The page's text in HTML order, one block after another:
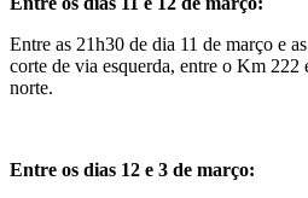
Entre as 21h30 de dia 11 de março e
corte de via esquerda, entre o Km
norte.
Entre os dias 12 e 3 de março: